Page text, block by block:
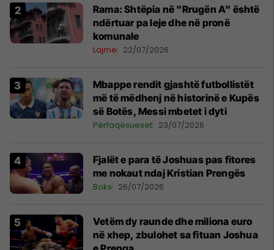
Rama: Shtëpia në "Rrugën A" është
ndërtuar pa leje dhe në pronë
komunale
Lajme 22/07/2026
Mbappe rendit gjashtë futbollistët
më të mëdhenj në historinë e Kupës
së Botës, Messi mbetet i dyti
Përfaqësueset 23/07/2026
Fjalët e para të Joshuas pas fitores
me nokaut ndaj Kristian Prengës
Boks 26/07/2026
Vetëm dy raunde dhe miliona euro
në xhep, zbulohet sa fituan Joshua